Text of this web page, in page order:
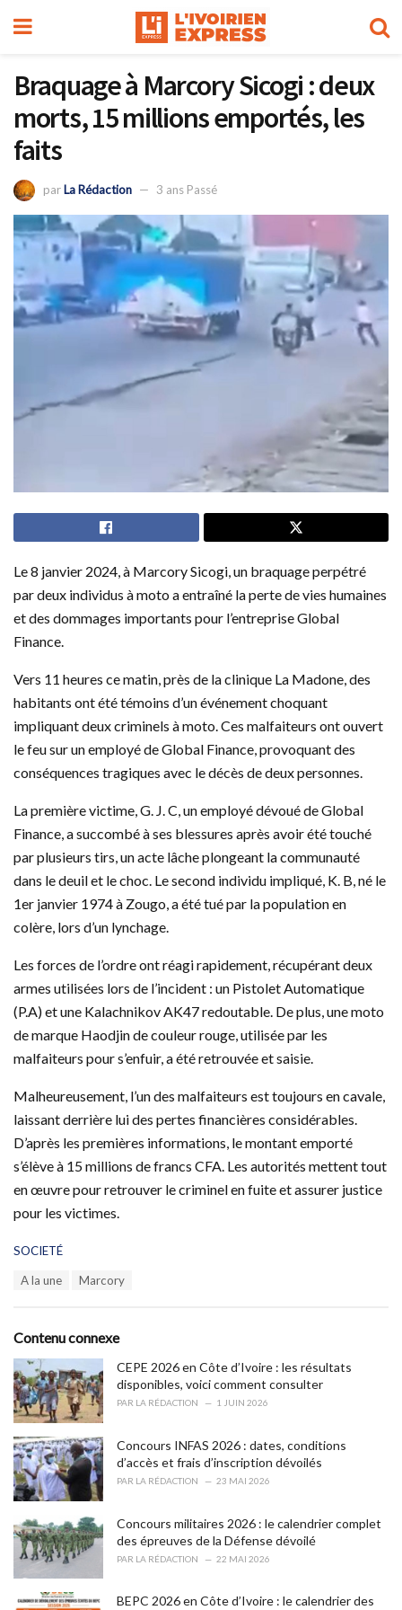
Braquage à Marcory Sicogi : deux
morts, 15 millions emportés, les
faits
parLa Rédaction 3 ans Passé
Le 8 janvier 2024, à Marcory Sicogi, un braquage perpétré
par deux individus à moto a entraîné la perte de vies humaines
et des dommages importants pour l’entreprise Global
Finance.
Vers 11 heures ce matin, près de la clinique La Madone, des
habitants ont été témoins d’un événement choquant
impliquant deux criminels à moto. Ces malfaiteurs ont ouvert
le feu sur un employé de Global Finance, provoquant des
conséquences tragiques avec le décès de deux personnes.
La première victime, G. J. C, un employé dévoué de Global
Finance, a succombé à ses blessures après avoir été touché
par plusieurs tirs, un acte lâche plongeant la communauté
dans le deuil et le choc. Le second individu impliqué, K. B, né le
1er janvier 1974 à Zougo, a été tué par la population en
colère, lors d’un lynchage.
Les forces de l’ordre ont réagi rapidement, récupérant deux
armes utilisées lors de l’incident : un Pistolet Automatique
(P.A) et une Kalachnikov AK47 redoutable. De plus, une moto
de marque Haodjin de couleur rouge, utilisée par les
malfaiteurs pour s’enfuir, a été retrouvée et saisie.
Malheureusement, l’un des malfaiteurs est toujours en cavale,
laissant derrière lui des pertes financières considérables.
D’après les premières informations, le montant emporté
s’élève à 15 millions de francs CFA. Les autorités mettent tout
en œuvre pour retrouver le criminel en fuite et assurer justice
pour les victimes.
C
o
r
i
e
s
:
SOCIETÉ
:
A la une Marcory
Contenu connexe
CEPE 2026 en Côte d’Ivoire : les résultats
disponibles, voici comment consulter
PAR LA RÉDACTION 1 JUIN 2026
Concours INFAS 2026 : dates, conditions
d’accès et frais d’inscription dévoilés
PAR LA RÉDACTION 23 MAI 2026
Concours militaires 2026 : le calendrier complet
des épreuves de la Défense dévoilé
PAR LA RÉDACTION 22 MAI 2026
BEPC 2026 en Côte d’Ivoire : le calendrier des